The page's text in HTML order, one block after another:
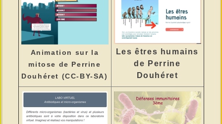
Animation sur la
mitose de Perrine
Douhéret (CC-BY-SA)
Les êtres humains
de Perrine
Douhéret